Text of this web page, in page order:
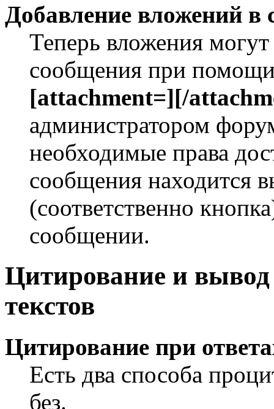
Добавление вложений в
Теперь вложения
сообщения при помощи
[attachment=][/
администратором
необходимые права
сообщения находится
(соответственно
сообщении.
Цитирование и
текстов
Цитирование при
Есть два способа
без.